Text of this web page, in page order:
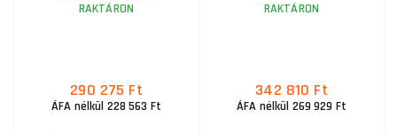
RAKTÁRON
290 275 Ft
ÁFA nélkül 228 563 Ft
RAKTÁRON
342 810 Ft
ÁFA nélkül 269 929 Ft